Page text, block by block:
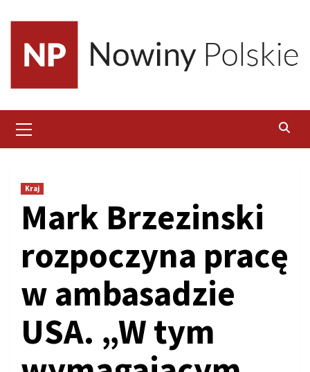
content
Menu
Kraj
Mark Brzezinski
rozpoczyna pracę
w ambasadzie
USA. „W tym